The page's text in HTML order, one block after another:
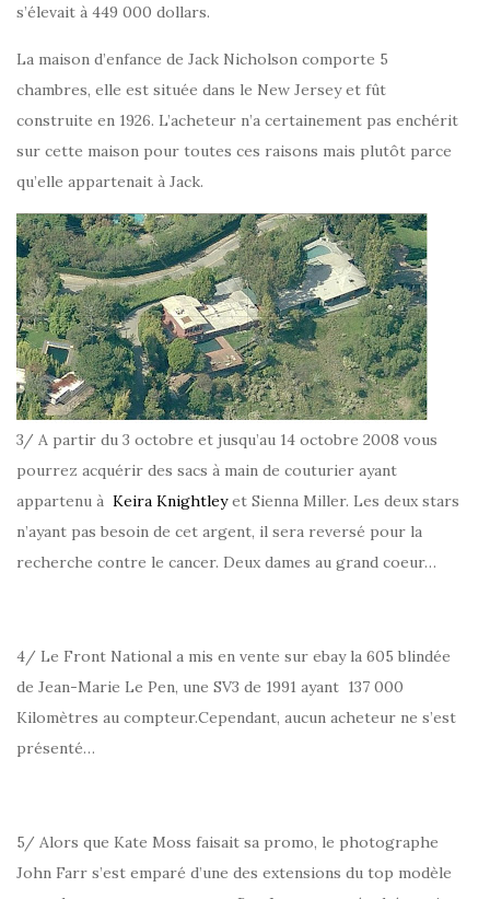
s’élevait à 449 000 dollars.
La maison d’enfance de Jack Nicholson comporte 5
chambres, elle est située dans le New Jersey et fût
construite en 1926. L’acheteur n’a certainement pas enchérit
sur cette maison pour toutes ces raisons mais plutôt parce
qu’elle appartenait à Jack.
3/ A partir du 3 octobre et jusqu’au 14 octobre 2008 vous
pourrez acquérir des sacs à main de couturier ayant
appartenu à Keira Knightleyet Sienna Miller. Les deux stars
n’ayant pas besoin de cet argent, il sera reversé pour la
recherche contre le cancer. Deux dames au grand coeur…
4/ Le Front National a mis en vente sur ebay la 605 blindée
de Jean-Marie Le Pen, une SV3 de 1991 ayant 137 000
Kilomètres au compteur.Cependant, aucun acheteur ne s’est
présenté…
5/ Alors que Kate Moss faisait sa promo, le photographe
John Farr s’est emparé d’une des extensions du top modèle